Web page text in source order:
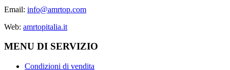
Email: info@amrtop.com
Web: amrtopitalia.it
MENU DI SERVIZIO
Condizioni di vendita